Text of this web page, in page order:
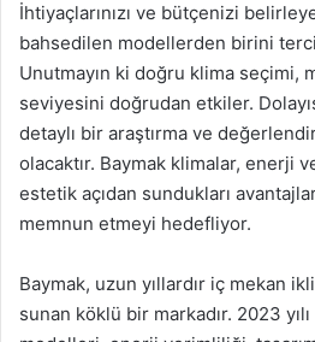
İhtiyaçlarınızı ve bütçenizi
bahsedilen modellerden birini
Unutmayın ki doğru klima seçimi,
seviyesini doğrudan etkiler.
detaylı bir araştırma ve
olacaktır. Baymak klimalar, enerji
estetik açıdan sundukları
memnun etmeyi hedefliyor.
Baymak, uzun yıllardır iç mekan
sunan köklü bir markadır. 2023